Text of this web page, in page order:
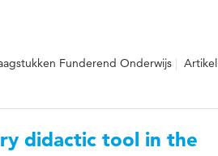
Funderend Onderwijs
Artikel
didactic tool in the